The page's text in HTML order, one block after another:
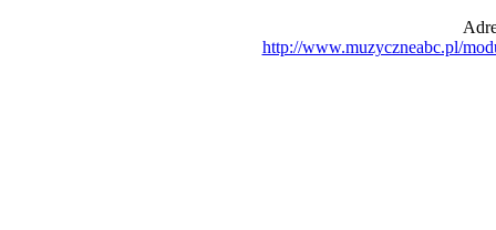
http://www.muzyczneabc.pl/